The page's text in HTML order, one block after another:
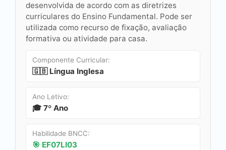
desenvolvida de acordo com as diretrizes
curriculares do Ensino Fundamental. Pode ser
utilizada como recurso de fixação, avaliação
formativa ou atividade para casa.
Componente Curricular:
🇬🇧 Língua Inglesa
Ano Letivo:
🎓 7º Ano
Habilidade BNCC:
🎯 EF07LI03